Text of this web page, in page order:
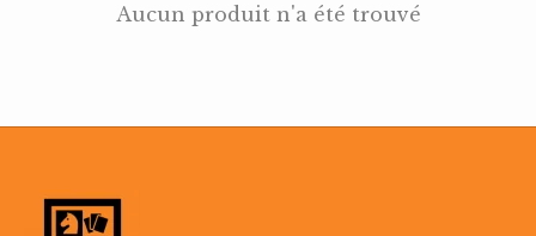
Aucun produit n'a été trouvé